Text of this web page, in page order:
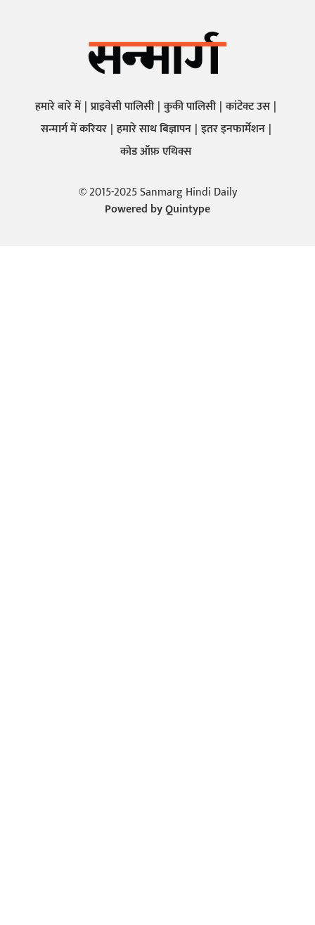
हमारे बारे में प्राइवेसी पालिसी कुकी पालिसी कांटेक्ट उस
सन्मार्ग में करियर हमारे साथ बिज्ञापन इतर इनफार्मेशन
कोड ऑफ़ एथिक्स
© 2015-2025 Sanmarg Hindi Daily
Powered byQuintype